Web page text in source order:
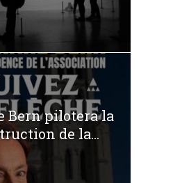
Bern pilotera la
de la...